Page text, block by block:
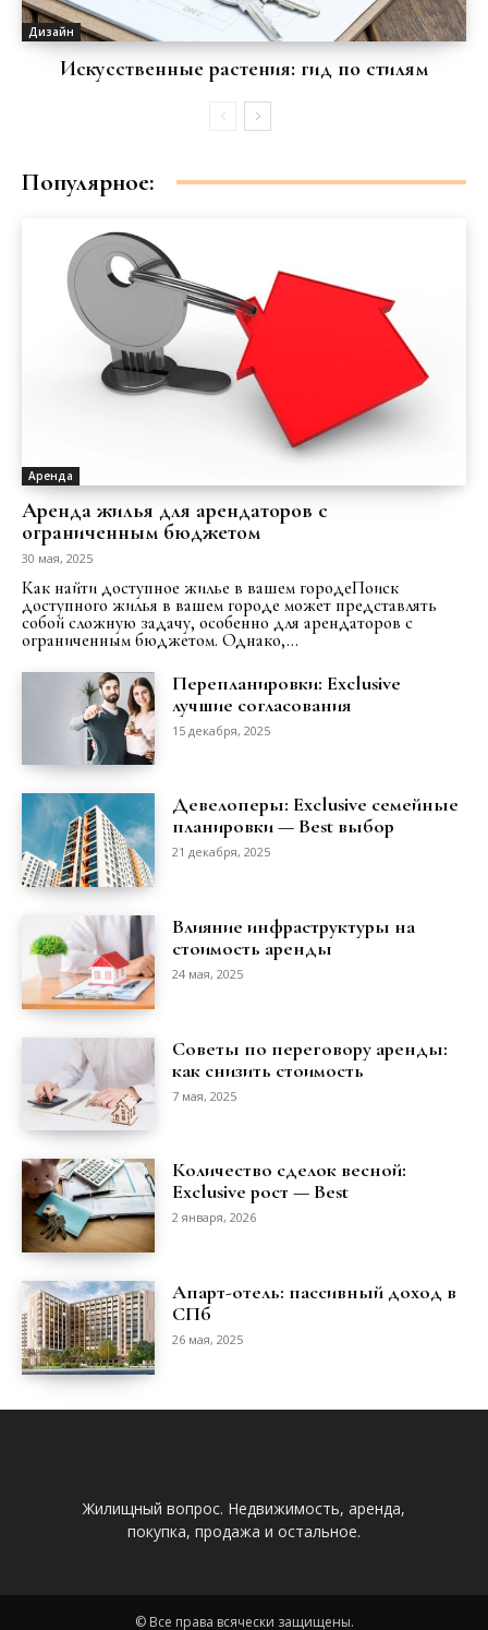
Дизайн
Искусственные растения: гид по стилям
Популярное:
Аренда
Аренда жилья для арендаторов с
ограниченным бюджетом
30 мая, 2025
Как найти доступное жилье в вашем городеПоиск
доступного жилья в вашем городе может представлять
собой сложную задачу, особенно для арендаторов с
ограниченным бюджетом. Однако,...
Перепланировки: Exclusive
лучшие согласования
15 декабря, 2025
Девелоперы: Exclusive семейные
планировки — Best выбор
21 декабря, 2025
Влияние инфраструктуры на
стоимость аренды
24 мая, 2025
Советы по переговору аренды:
как снизить стоимость
7 мая, 2025
Количество сделок весной:
Exclusive рост — Best
2 января, 2026
Апарт-отель: пассивный доход в
СПб
26 мая, 2025
Жилищный вопрос. Недвижимость, аренда,
покупка, продажа и остальное.
© Все права всячески защищены.